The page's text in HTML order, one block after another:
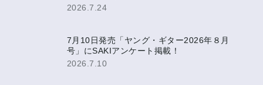
2026.7.24
7月10日発売「ヤング・ギター2026年８月
号」にSAKIアンケート掲載！
2026.7.10